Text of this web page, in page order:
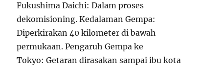
Fukushima Daichi: Dalam proses
dekomisioning. Kedalaman Gempa:
Diperkirakan 40 kilometer di bawah
permukaan. Pengaruh Gempa ke
Tokyo: Getaran dirasakan sampai ibu kota